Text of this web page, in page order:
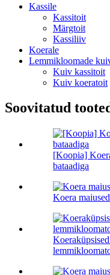
Kassile
Kassitoit
Märgtoit
Kassiliiv
Koerale
Lemmikloomade
Kuiv kassitoit
Kuiv koeratoit
Soovitatud
[Koopia]
bataadiga
Koera